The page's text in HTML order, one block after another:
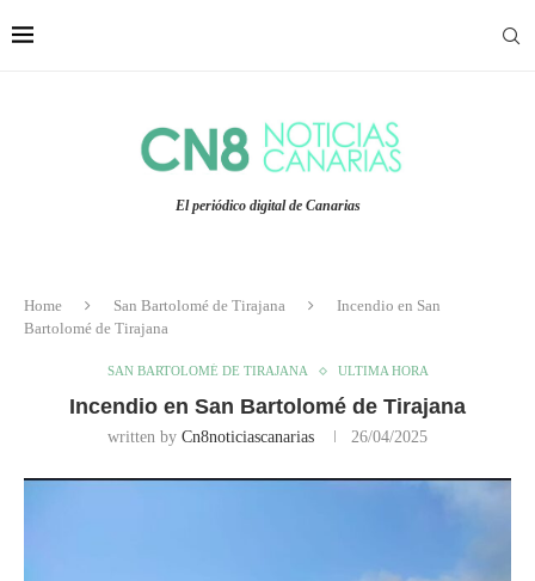
El periódico digital de Canarias
Home San Bartolomé de Tirajana
Incendio en San
Bartolomé de Tirajana
SAN BARTOLOMÉ DE TIRAJANA ULTIMA HORA
Incendio en San Bartolomé de Tirajana
written by Cn8noticiascanarias 26/04/2025